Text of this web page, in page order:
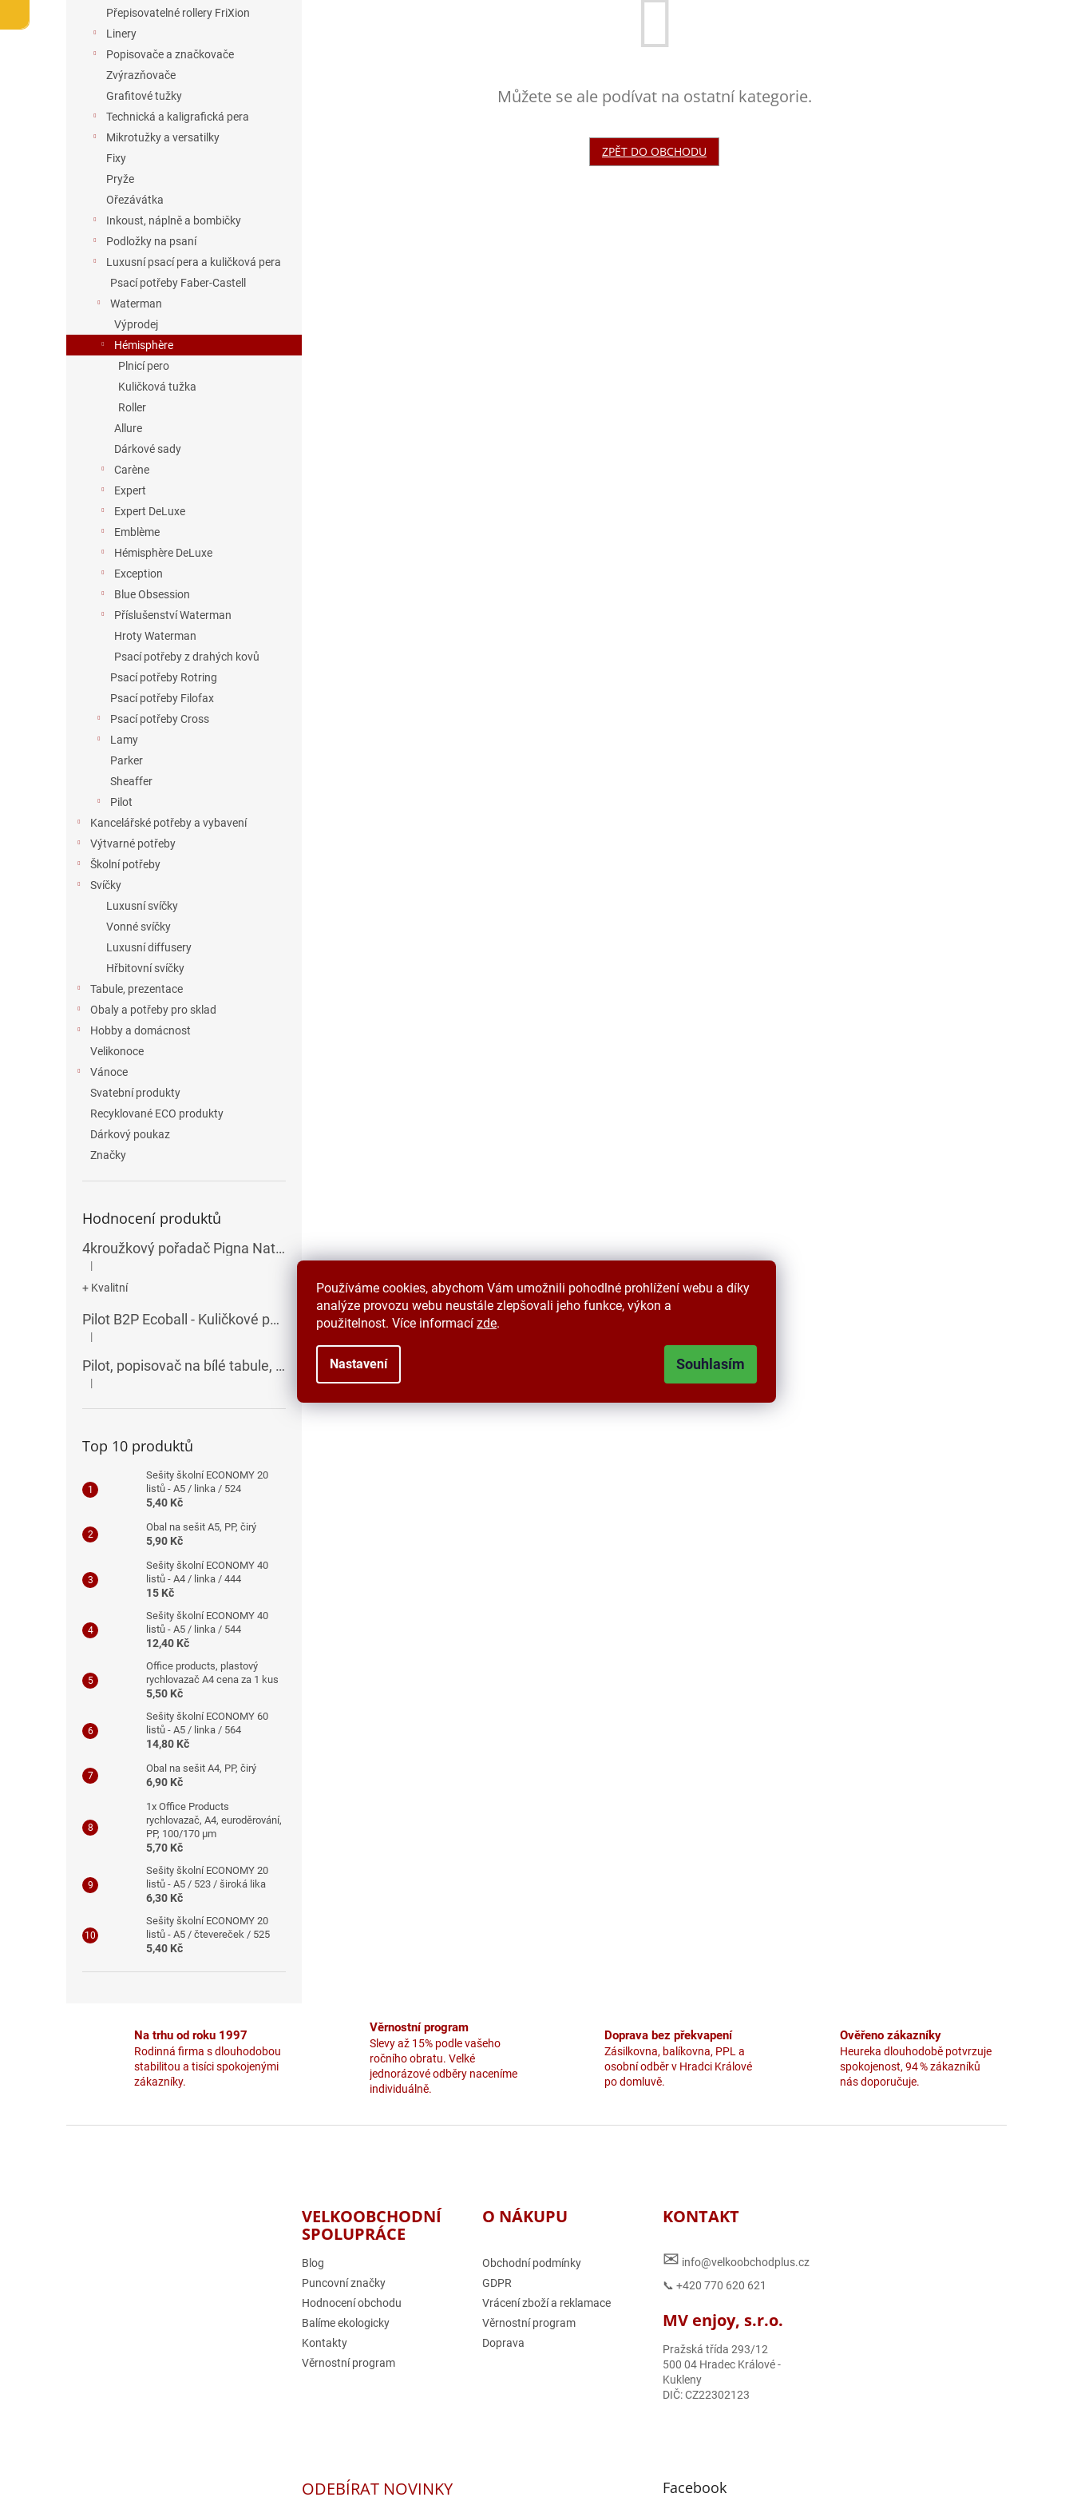
Používáme cookies, abychom Vám umožnili pohodlné prohlížení webu a díky
analýze provozu webu neustále zlepšovali jeho funkce, výkon a
použitelnost. Více informací zde.
Nastavení Souhlasím
Přepisovatelné rollery FriXion
Linery
Popisovače a značkovače
Zvýrazňovače
Grafitové tužky
Technická a kaligrafická pera
Mikrotužky a versatilky
Fixy
Pryže
Ořezávátka
Inkoust, náplně a bombičky
Podložky na psaní
Luxusní psací pera a kuličková pera
Psací potřeby Faber-Castell
Waterman
Výprodej
Hémisphère
Plnicí pero
Kuličková tužka
Roller
Allure
Dárkové sady
Carène
Expert
Expert DeLuxe
Emblème
Hémisphère DeLuxe
Exception
Blue Obsession
Příslušenství Waterman
Hroty Waterman
Psací potřeby z drahých kovů
Psací potřeby Rotring
Psací potřeby Filofax
Psací potřeby Cross
Lamy
Parker
Sheaffer
Pilot
Kancelářské potřeby a vybavení
Výtvarné potřeby
Školní potřeby
Svíčky
Luxusní svíčky
Vonné svíčky
Luxusní diffusery
Hřbitovní svíčky
Tabule, prezentace
Obaly a potřeby pro sklad
Hobby a domácnost
Velikonoce
Vánoce
Svatební produkty
Recyklované ECO produkty
Dárkový poukaz
Značky
Hodnocení produktů
4kroužkový pořadač Pigna Nature Flowers - A4, 35 mm, mix motivů
Hodnocení produktu je 5 z 5 hvězdiček.
|
+ Kvalitní
Pilot B2P Ecoball - Kuličkové pero
Hodnocení produktu je 5 z 5 hvězdiček.
|
Pilot, popisovač na bílé tabule, seříznutý hrot, V-Board Master Chisel
Hodnocení produktu je 5 z 5 hvězdiček.
|
Top 10 produktů
Sešity školní ECONOMY 20
listů - A5 / linka / 524
5,40 Kč
Obal na sešit A5, PP, čirý
5,90 Kč
Sešity školní ECONOMY 40
listů - A4 / linka / 444
15 Kč
Sešity školní ECONOMY 40
listů - A5 / linka / 544
12,40 Kč
Office products, plastový
rychlovazač A4 cena za 1 kus
5,50 Kč
Sešity školní ECONOMY 60
listů - A5 / linka / 564
14,80 Kč
Obal na sešit A4, PP, čirý
6,90 Kč
1x Office Products
rychlovazač, A4, euroděrování,
PP, 100/170 μm
5,70 Kč
Sešity školní ECONOMY 20
listů - A5 / 523 / široká lika
6,30 Kč
Sešity školní ECONOMY 20
listů - A5 / čtevereček / 525
5,40 Kč
Můžete se ale podívat na ostatní kategorie.
ZPĚT DO OBCHODU
Na trhu od roku 1997
Rodinná firma s dlouhodobou
stabilitou a tisíci spokojenými
zákazníky.
Věrnostní program
Slevy až 15% podle vašeho
ročního obratu. Velké
jednorázové odběry naceníme
individuálně.
Doprava bez překvapení
Zásilkovna, balíkovna, PPL a
osobní odběr v Hradci Králové
po domluvě.
Ověřeno zákazníky
Heureka dlouhodobě potvrzuje
spokojenost, 94 % zákazníků
nás doporučuje.
VELKOOBCHODNÍ
SPOLUPRÁCE
Blog
Puncovní značky
Hodnocení obchodu
Balíme ekologicky
Kontakty
Věrnostní program
O NÁKUPU
Obchodní podmínky
GDPR
Vrácení zboží a reklamace
Věrnostní program
Doprava
KONTAKT
✉ info@velkoobchodplus.cz
📞 +420 770 620 621
MV enjoy, s.r.o.
Pražská třída 293/12
500 04 Hradec Králové -
Kukleny
DIČ: CZ22302123
ODEBÍRAT NOVINKY Facebook